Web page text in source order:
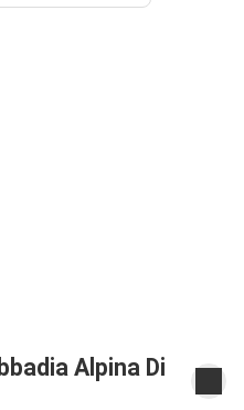
Alpina Di